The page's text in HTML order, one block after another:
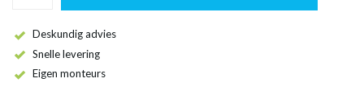
Deskundig advies
Snelle levering
Eigen monteurs